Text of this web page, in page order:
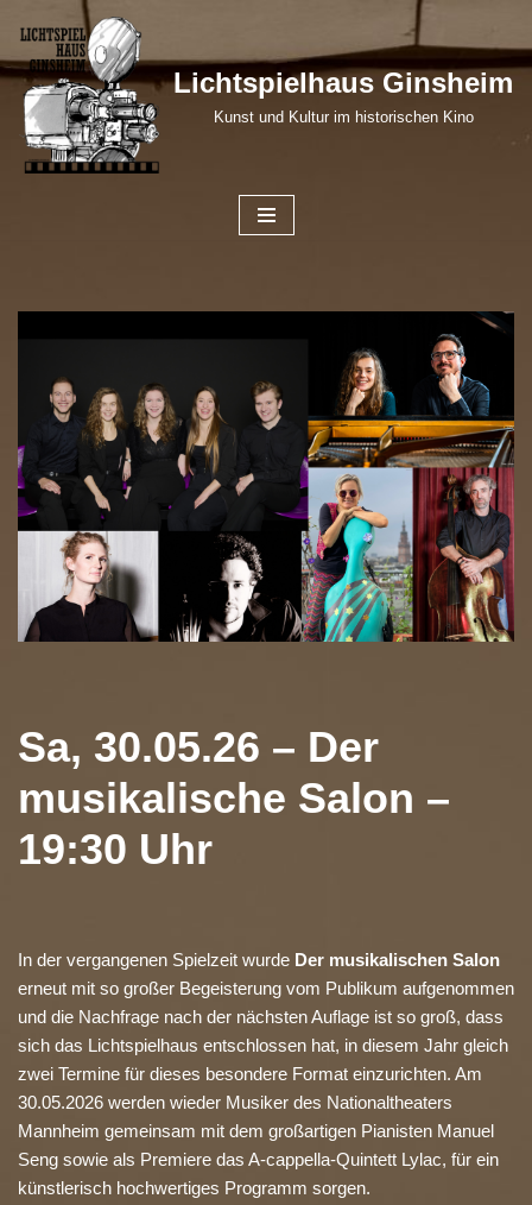
Zum
Inhalt
springen
Lichtspielhaus Ginsheim
Kunst und Kultur im historischen Kino
Sa, 30.05.26 – Der
musikalische Salon –
19:30 Uhr
In der vergangenen Spielzeit wurde Der musikalischen Salon
erneut mit so großer Begeisterung vom Publikum aufgenommen
und die Nachfrage nach der nächsten Auflage ist so groß, dass
sich das Lichtspielhaus entschlossen hat, in diesem Jahr gleich
zwei Termine für dieses besondere Format einzurichten. Am
30.05.2026 werden wieder Musiker des Nationaltheaters
Mannheim gemeinsam mit dem großartigen Pianisten Manuel
Seng sowie als Premiere das A-cappella-Quintett Lylac, für ein
künstlerisch hochwertiges Programm sorgen.